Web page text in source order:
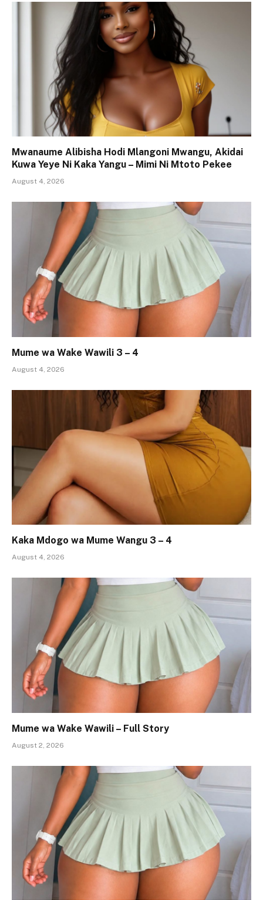
Mwanaume Alibisha Hodi Mlangoni Mwangu, Akidai
Kuwa Yeye Ni Kaka Yangu – Mimi Ni Mtoto Pekee
August 4, 2026
Mume wa Wake Wawili 3 – 4
August 4, 2026
Kaka Mdogo wa Mume Wangu 3 – 4
August 4, 2026
Mume wa Wake Wawili – Full Story
August 2, 2026